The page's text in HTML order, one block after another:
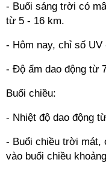
- Buổi sáng trời có
từ 5 - 16 km.
- Hôm nay, chỉ số
- Độ ẩm dao động từ
Buổi chiều:
- Nhiệt độ dao động
- Buổi chiều trời mát,
vào buổi chiều